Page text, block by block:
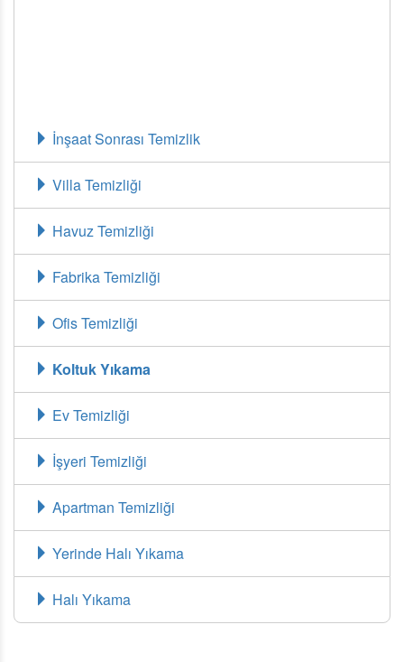
İnşaat Sonrası Temizlik
Villa Temizliği
Havuz Temizliği
Fabrika Temizliği
Ofis Temizliği
Koltuk Yıkama
Ev Temizliği
İşyeri Temizliği
Apartman Temizliği
Yerinde Halı Yıkama
Halı Yıkama